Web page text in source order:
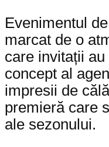
Evenimentul
marcat de o
care invitații au
concept al
impresii de
premieră care
ale sezonului.